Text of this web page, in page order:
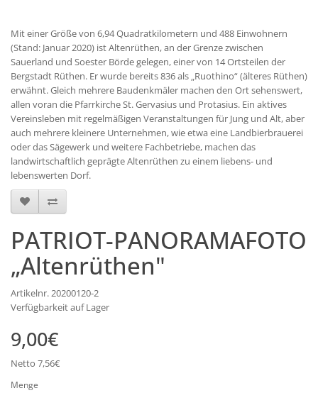
Mit einer Größe von 6,94 Quadratkilometern und 488 Einwohnern
(Stand: Januar 2020) ist Altenrüthen, an der Grenze zwischen
Sauerland und Soester Börde gelegen, einer von 14 Ortsteilen der
Bergstadt Rüthen. Er wurde bereits 836 als „Ruothino“ (älteres Rüthen)
erwähnt. Gleich mehrere Baudenkmäler machen den Ort sehenswert,
allen voran die Pfarrkirche St. Gervasius und Protasius. Ein aktives
Vereinsleben mit regelmäßigen Veranstaltungen für Jung und Alt, aber
auch mehrere kleinere Unternehmen, wie etwa eine Landbierbrauerei
oder das Sägewerk und weitere Fachbetriebe, machen das
landwirtschaftlich geprägte Altenrüthen zu einem liebens- und
lebenswerten Dorf.
PATRIOT-PANORAMAFOTO
„Altenrüthen"
Artikelnr. 20200120-2
Verfügbarkeit auf Lager
9,00€
Netto 7,56€
Menge